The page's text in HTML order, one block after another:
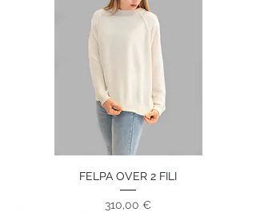
FELPA OVER 2 FILI
Prezzo
310,00 €